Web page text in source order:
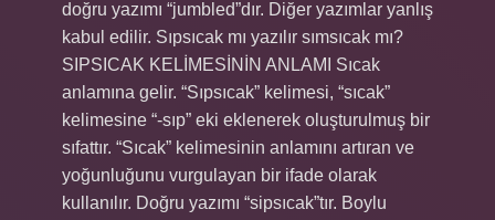
doğru yazımı “jumbled”dır. Diğer yazımlar yanlış
kabul edilir. Sıpsıcak mı yazılır sımsıcak mı?
SIPSICAK KELİMESİNİN ANLAMI Sıcak
anlamına gelir. “Sıpsıcak” kelimesi, “sıcak”
kelimesine “-sıp” eki eklenerek oluşturulmuş bir
sıfattır. “Sıcak” kelimesinin anlamını artıran ve
yoğunluğunu vurgulayan bir ifade olarak
kullanılır. Doğru yazımı “sipsıcak”tır. Boylu